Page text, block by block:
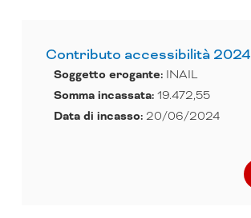
Contributo accessibilità 2024
Somma incassata: 19.472,55
Soggetto erogante: INAIL
Data di incasso: 20/06/2024